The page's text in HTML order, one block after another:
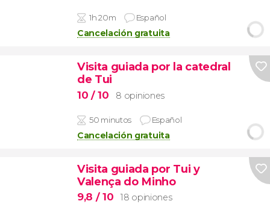
1h 20m Español
Cancelación gratuita
Visita guiada por la catedral
de Tui
10 / 10 8 opiniones
50 minutos Español
Cancelación gratuita
Visita guiada por Tui y
Valença do Minho
9,8 / 10 18 opiniones